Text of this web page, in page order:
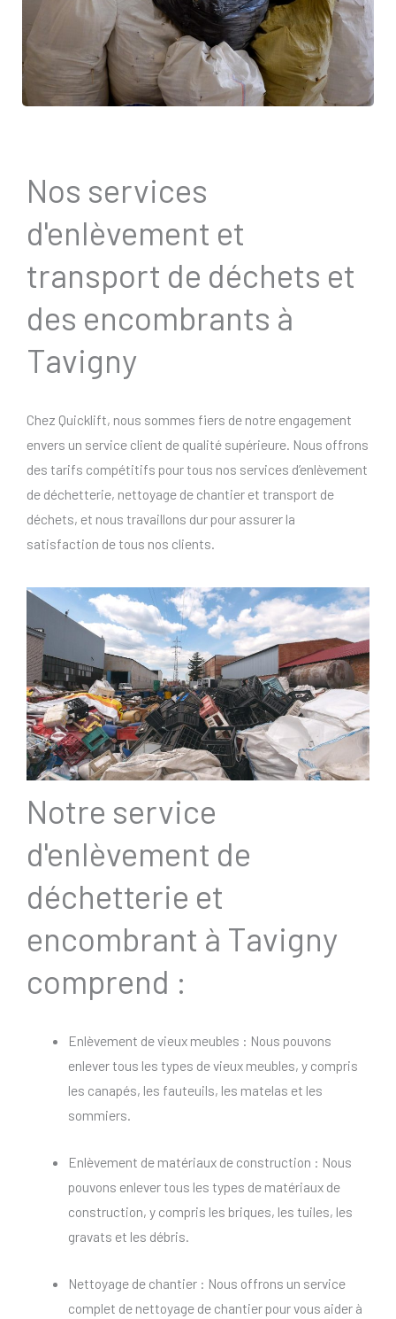
Nos services
d'enlèvement et
transport de déchets et
des encombrants à
Tavigny
Chez Quicklift, nous sommes fiers de notre engagement
envers un service client de qualité supérieure. Nous offrons
des tarifs compétitifs pour tous nos services d’enlèvement
de déchetterie, nettoyage de chantier et transport de
déchets, et nous travaillons dur pour assurer la
satisfaction de tous nos clients.
Notre service
d'enlèvement de
déchetterie et
encombrant à Tavigny
comprend :
Enlèvement de vieux meubles : Nous pouvons
enlever tous les types de vieux meubles, y compris
les canapés, les fauteuils, les matelas et les
sommiers.
Enlèvement de matériaux de construction : Nous
pouvons enlever tous les types de matériaux de
construction, y compris les briques, les tuiles, les
gravats et les débris.
Nettoyage de chantier : Nous offrons un service
complet de nettoyage de chantier pour vous aider à